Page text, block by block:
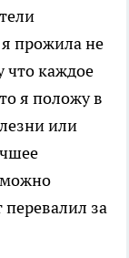
прожила не
что каждое
я положу в
или
можно
перевалил за